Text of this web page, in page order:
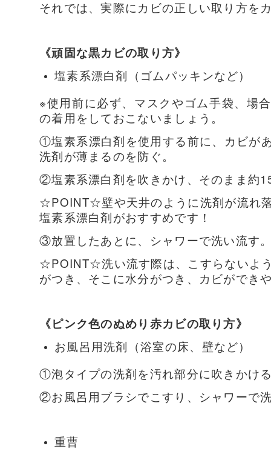
それでは、実際にカビの正しい取り方を
《頑固な黒カビの取り方》
塩素系漂白剤（ゴムパッキンなど）
※使用前に必ず、マスクやゴム手袋、場
の着用をしておこないましょう。
①塩素系漂白剤を使用する前に、カビが
洗剤が薄まるのを防ぐ。
②塩素系漂白剤を吹きかけ、そのまま約
☆POINT☆壁や天井のように洗剤が流れ
塩素系漂白剤がおすすめです！
③放置したあとに、シャワーで洗い流す
☆POINT☆洗い流す際は、こすらないよ
がつき、そこに水分がつき、カビができ
《ピンク色のぬめり赤カビの取り方》
お風呂用洗剤（浴室の床、壁など）
①泡タイプの洗剤を汚れ部分に吹きかけ
②お風呂用ブラシでこすり、シャワーで
重曹